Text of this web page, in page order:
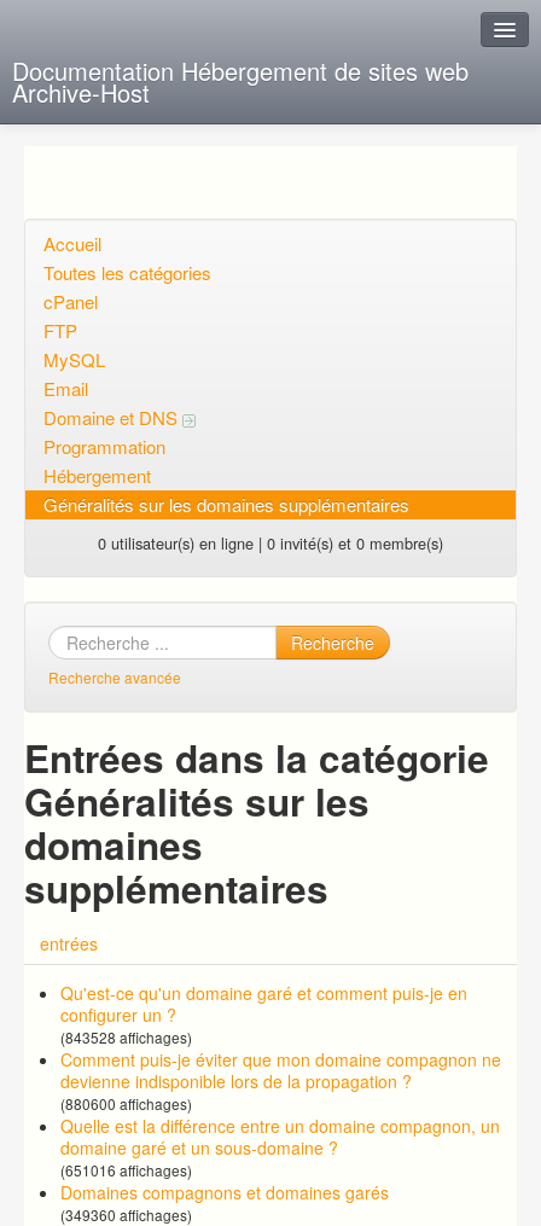
Documentation Hébergement de sites web
Archive-Host
Questions ouvertes
Voulez-vous vous inscrire?
Connexion
Accueil
Toutes les catégories
cPanel
FTP
MySQL
Email
Domaine et DNS
Programmation
Hébergement
Généralités sur les domaines supplémentaires
0 utilisateur(s) en ligne | 0 invité(s) et 0 membre(s)
Recherche
Recherche avancée
Entrées dans la catégorie
Généralités sur les
domaines
supplémentaires
entrées
Qu'est-ce qu'un domaine garé et comment puis-je en
configurer un ?
(843528 affichages)
Comment puis-je éviter que mon domaine compagnon ne
devienne indisponible lors de la propagation ?
(880600 affichages)
Quelle est la différence entre un domaine compagnon, un
domaine garé et un sous-domaine ?
(651016 affichages)
Domaines compagnons et domaines garés
(349360 affichages)